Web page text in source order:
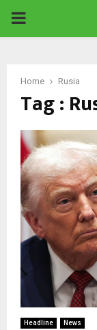
PRIMARY
Home Rusia
Tag :
Headline News